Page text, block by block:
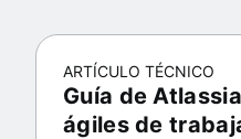
ARTÍCULO TÉCNICO
Guía de
ágiles de